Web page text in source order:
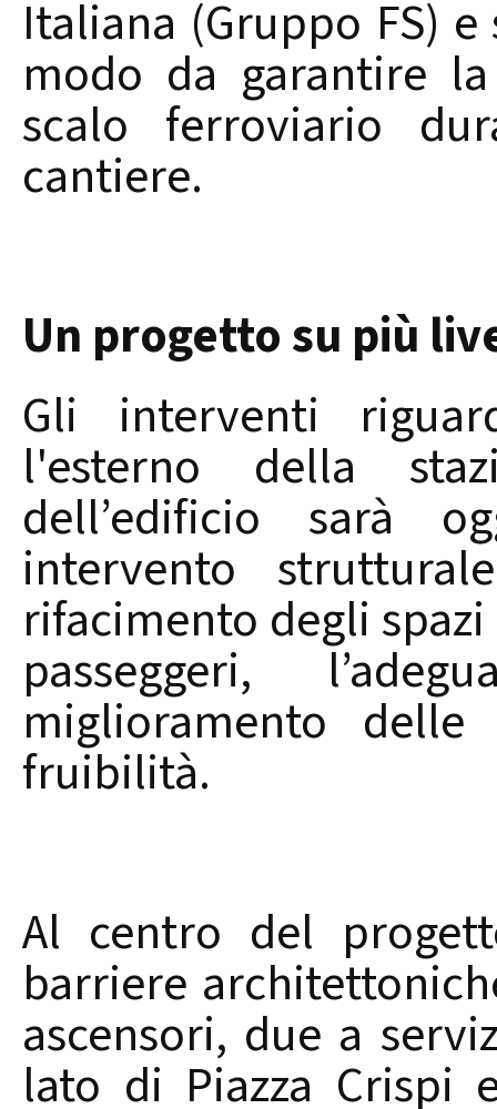
Italiana (Gruppo FS)
modo da garantire
scalo ferroviario
cantiere.
Un progetto su più
Gli interventi
l'esterno della
dell’edificio sarà
intervento
rifacimento degli
passeggeri,
miglioramento
fruibilità.
Al centro del
barriere
ascensori, due a
lato di Piazza Crispi